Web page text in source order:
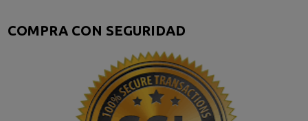
COMPRA CON SEGURIDAD